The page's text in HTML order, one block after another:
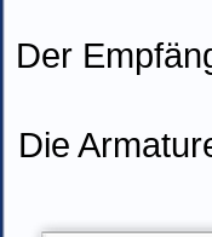
Der
Die